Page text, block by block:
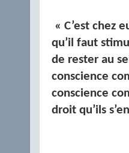
« C’est chez
qu’il faut
de rester au
conscience
conscience
droit qu’ils